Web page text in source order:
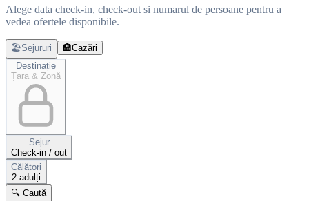
Alege data check-in, check-out si numarul de persoane pentru a
vedea ofertele disponibile.
🏖️Sejururi 🏨Cazări
Destinație
Țara & Zonă
Sejur
Check-in / out
Călători
2 adulți
🔍 Caută